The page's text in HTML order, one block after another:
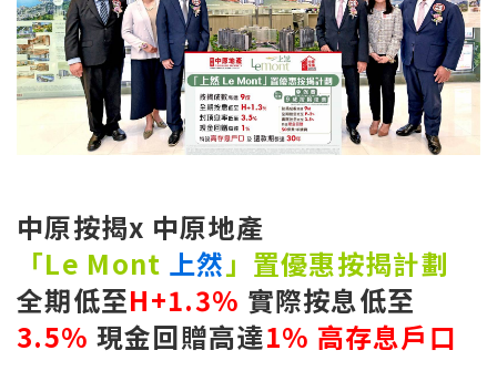
私人貸款
優惠禮遇
新盤優越按揭優惠
推薦齊齊友賞
按揭工具
按揭計算
中原按揭x 中原地產
「Le Mont 上然」置優惠按揭計劃
全期低至H+1.3% 實際按息低至
3.5% 現金回贈高達1% 高存息戶口